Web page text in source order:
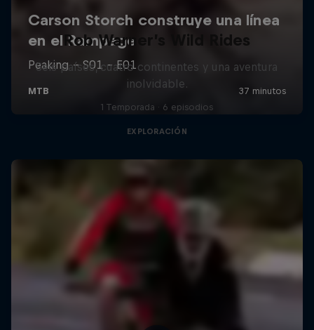
Rob Warner’s Wild Rides
Seis países, cuatro continentes y una aventura
inolvidable.
1 Temporada · 6 episodios
EXPLORACIÓN